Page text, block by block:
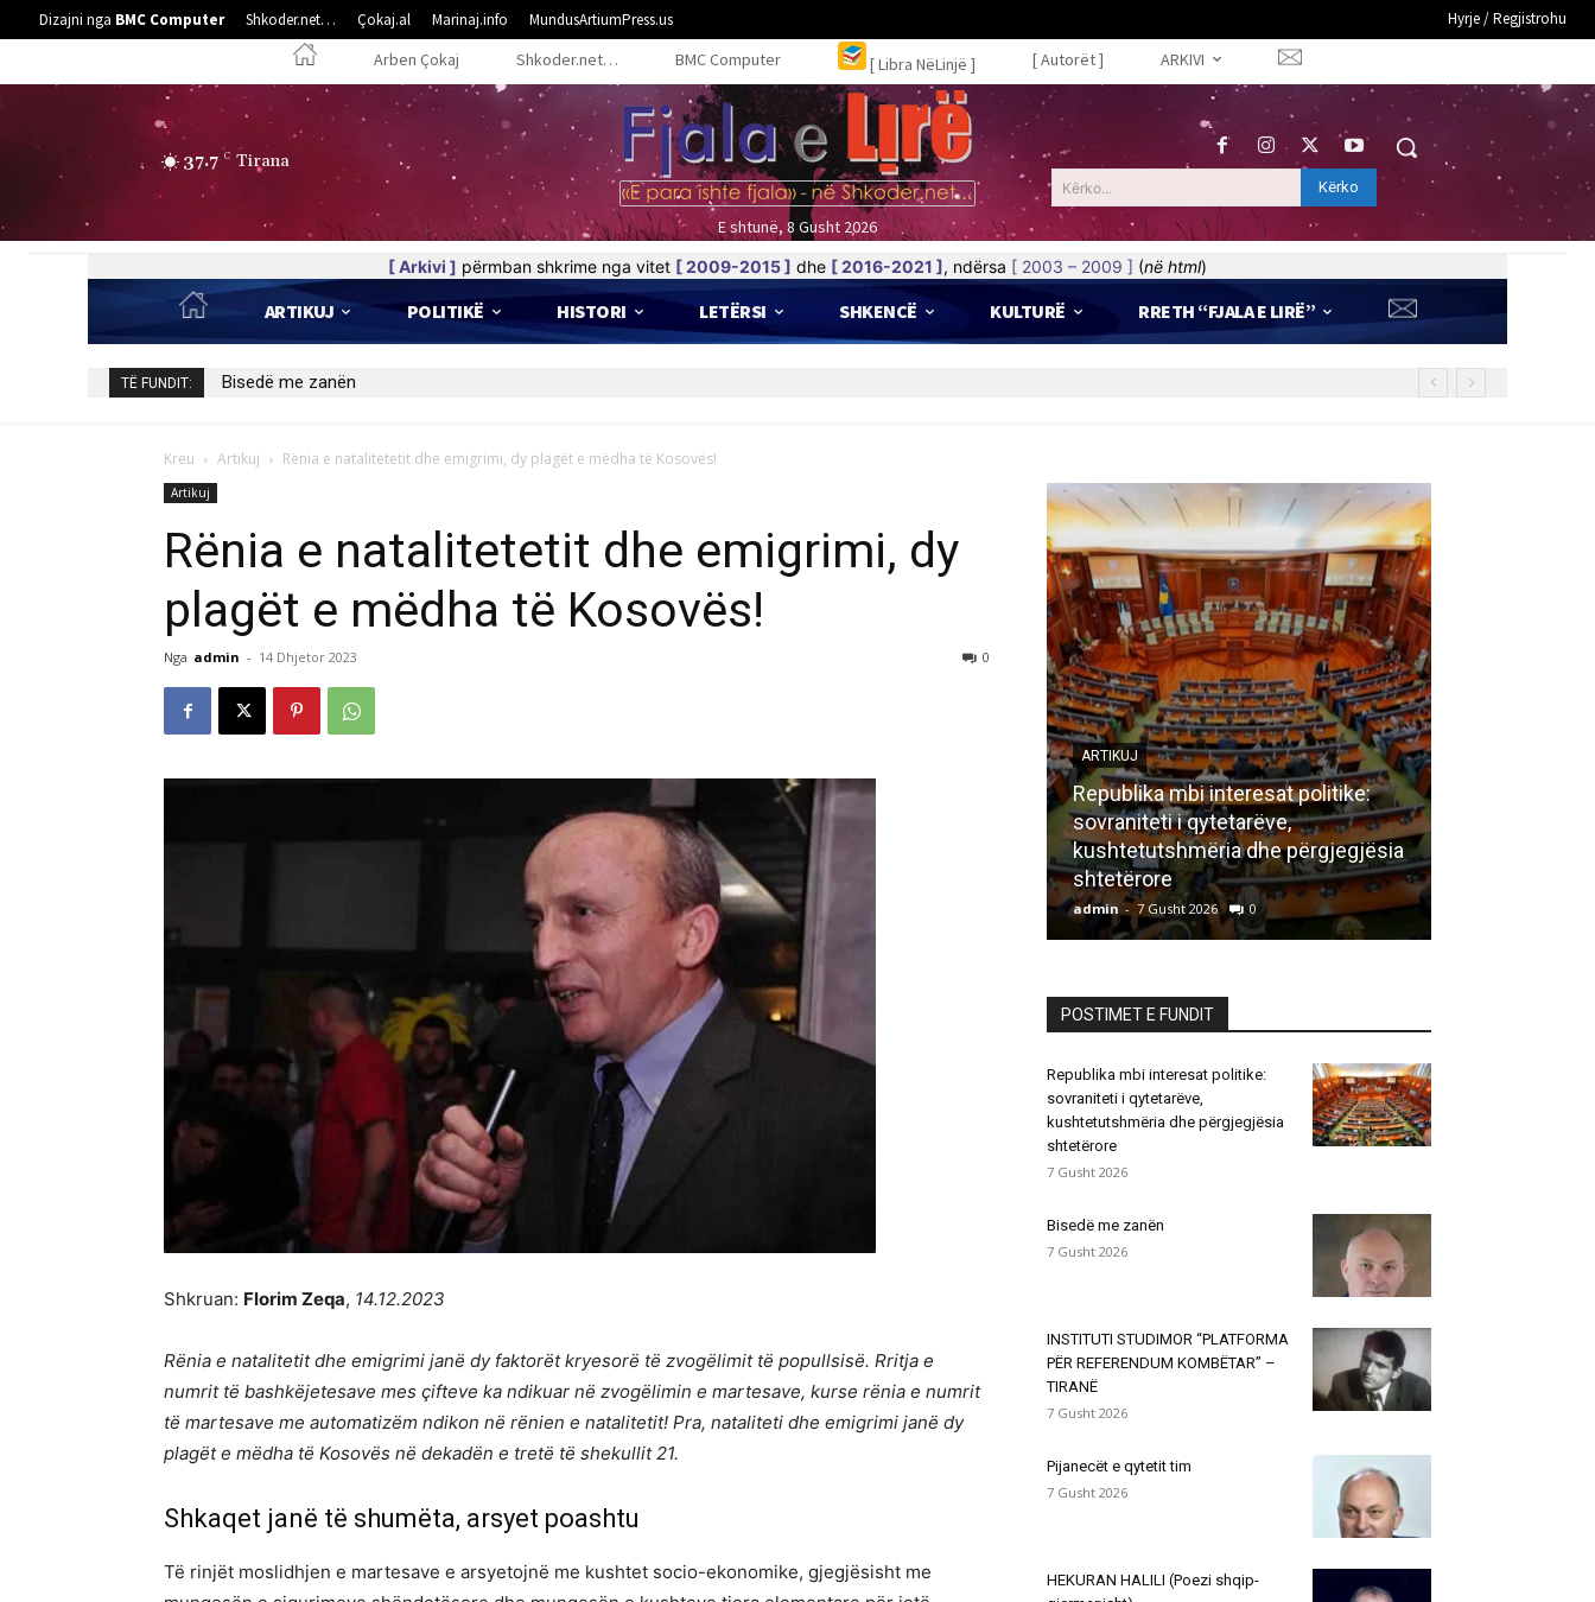
Dizajni nga BMC Computer Shkoder.net… Çokaj.al Marinaj.info MundusArtiumPress.us Hyrje / Regjistrohu
Arben Çokaj Shkoder.net… BMC Computer [ Libra NëLinjë ] [ Autorët ] ARKIVI
37.7 C Tirana
E shtunë, 8 Gusht 2026
Kërko... Kërko
[ Arkivi ] përmban shkrime nga vitet [ 2009-2015 ] dhe [ 2016-2021 ], ndërsa [ 2003 – 2009 ] (në html)
ARTIKUJ POLITIKË HISTORI LETËRSI SHKENCË KULTURË RRETH “FJALA E LIRË”
TË FUNDIT: Bisedë me zanën
Kreu Artikuj Rënia e natalitetetit dhe emigrimi, dy plagët e mëdha të Kosovës!
Artikuj
Rënia e natalitetetit dhe emigrimi, dy
plagët e mëdha të Kosovës!
Nga admin - 14 Dhjetor 2023 0
Shkruan: Florim Zeqa, 14.12.2023
Rënia e natalitetit dhe emigrimi janë dy faktorët kryesorë të zvogëlimit të popullsisë. Rritja e
numrit të bashkëjetesave mes çifteve ka ndikuar në zvogëlimin e martesave, kurse rënia e numrit
të martesave me automatizëm ndikon në rënien e natalitetit! Pra, nataliteti dhe emigrimi janë dy
plagët e mëdha të Kosovës në dekadën e tretë të shekullit 21.
Shkaqet janë të shumëta, arsyet poashtu
Të rinjët moslidhjen e martesave e arsyetojnë me kushtet socio-ekonomike, gjegjësisht me
ARTIKUJ
Republika mbi interesat politike:
sovraniteti i qytetarëve,
kushtetutshmëria dhe përgjegjësia
shtetërore
admin - 7 Gusht 2026 0
POSTIMET E FUNDIT
Republika mbi interesat politike:
sovraniteti i qytetarëve,
kushtetutshmëria dhe përgjegjësia
shtetërore
7 Gusht 2026
Bisedë me zanën
7 Gusht 2026
INSTITUTI STUDIMOR “PLATFORMA
PËR REFERENDUM KOMBËTAR” –
TIRANË
7 Gusht 2026
Pijanecët e qytetit tim
7 Gusht 2026
HEKURAN HALILI (Poezi shqip-